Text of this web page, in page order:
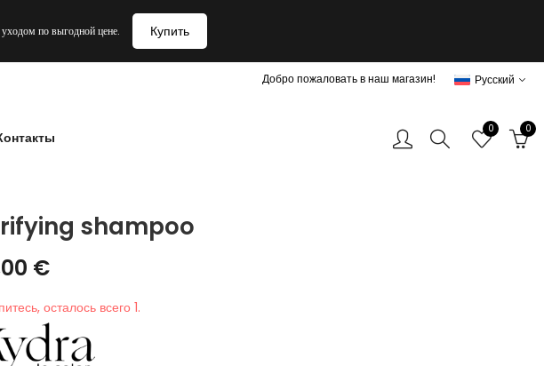
по выгодной цене. Купить
Добро пожаловать в наш магазин! Русский
0 0
shampoo
€
осталось всего 1.